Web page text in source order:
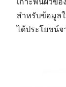
สำหรับข้อมูล
ได้ประโยชน์